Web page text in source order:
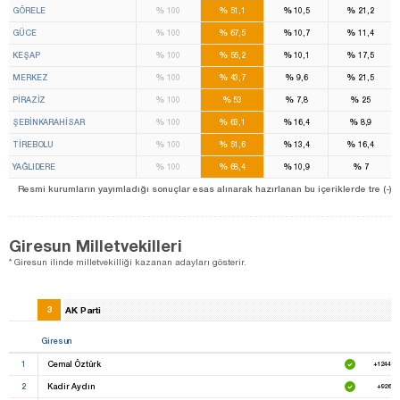
GÖRELE % 100 %51,1 %10,5 % 21,2
GÜCE % 100 %67,5 %10,7 % 11,4
KEŞAP % 100 %55,2 %10,1 % 17,5
MERKEZ % 100 %43,7 %9,6 % 21,5
PİRAZİZ % 100 %53 %7,8 % 25
ŞEBİNKARAHİSAR % 100 %63,1 %16,4 %8,9
TİREBOLU % 100 %51,6 %13,4 % 16,4
YAĞLIDERE % 100 %68,4 %10,9 %7
Resmi kurumların yayımladığı sonuçlar esas alınarak hazırlanan bu içeriklerde tre
Giresun Milletvekilleri
* Giresun ilinde milletvekilliği kazanan adayları gösterir.
3 AK Parti
Giresun
1 Cemal Öztürk +124454
2 Kadir Aydın +92683